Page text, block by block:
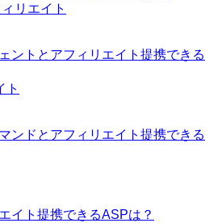
リエイト
ントとアフィリエイト提携できる
ト
ンドとアフィリエイト提携できる
イト提携できるASPは？